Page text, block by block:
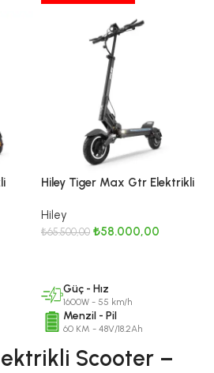
Hiley Tiger Max Gtr Elektrikli
Hiley
₺65.500,00 ₺58.000,00
Güç - Hız
1600W - 55 km/h
Menzil - Pil
60 KM - 48V/18.2Ah
Scooter –